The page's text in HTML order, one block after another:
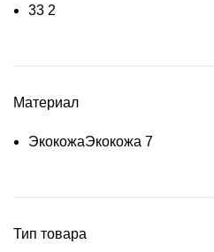
33 2
Материал
ЭкокожаЭкокожа 7
Тип товара